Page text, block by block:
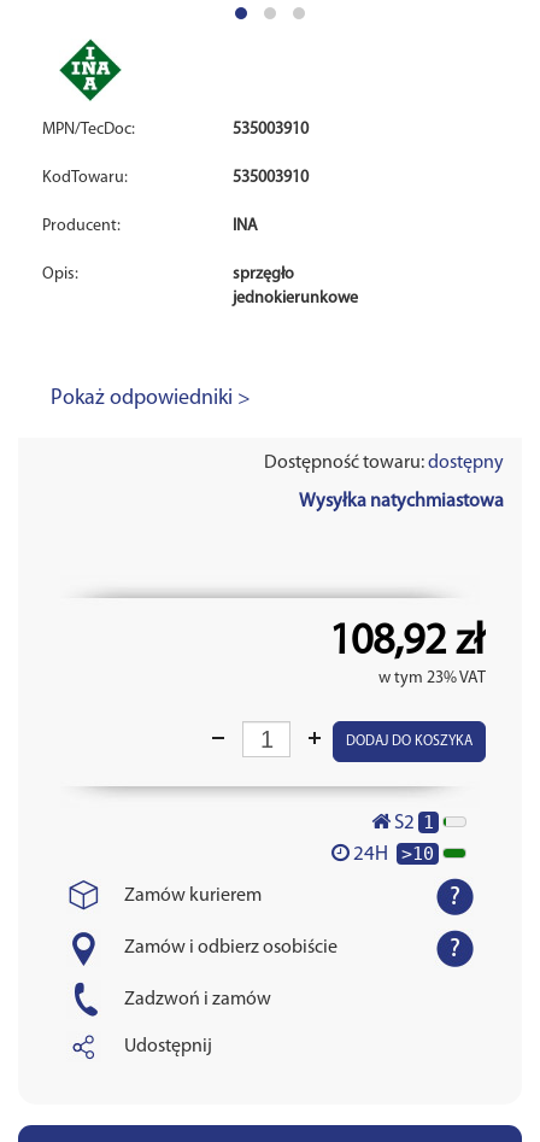
MPN/TecDoc: 535003910
KodTowaru: 535003910
Producent: INA
Opis:
sprzęgło
jednokierunkowe
Pokaż odpowiedniki >
Dostępność towaru:dostępny
Wysyłka natychmiastowa
108,92 zł
w tym 23% VAT
DODAJ DO KOSZYKA
S2 1
24H >10
Zamów kurierem
Zamów i odbierz osobiście
Zadzwoń i zamów
Udostępnij